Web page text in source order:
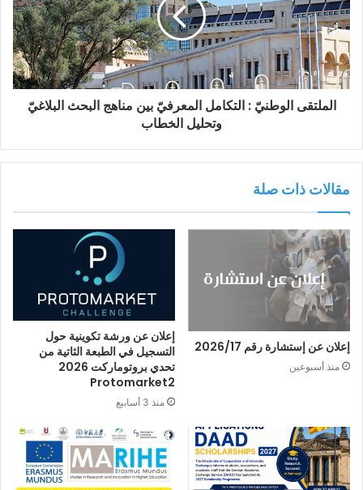
الملتقى الوطنيّ : التكامل المعرفيّ بين مناهج البحث البلاغيّ
وتحليل الخطاب
مقالات ذات صلة
إعلان عن إستشارة رقم 2026/17
منذ أسبوعين
إعلان عن ورشة تكوينية حول
التسجيل في الطبعة الثاتية من
تحدي بروتوماركت 2026
Protomarket2
منذ 3 أسابيع